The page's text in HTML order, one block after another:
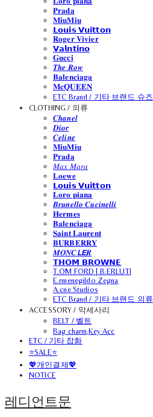
𝐏𝐫𝐚𝐝𝐚
𝐌𝐢𝐮𝐌𝐢𝐮
𝗟𝗼𝘂𝗶𝘀 𝗩𝘂𝗶𝘁𝘁𝗼𝗻
𝐑𝐨𝐠𝐞𝐫 𝐕𝐢𝐯𝐢𝐞𝐫
𝗩𝗮𝗹𝗻𝘁𝗶𝗻𝗼
𝐆𝐮𝐜𝐜𝐢
𝑻𝒉𝒆 𝑹𝒐𝒘
𝐁𝐚𝐥𝐞𝐧𝐜𝐢𝐚𝐠𝐚
𝐌𝐜𝐐𝐔𝐄𝐄𝐍
ETC Brand / 기타 브랜드 슈즈
CLOTHING / 의류
𝑪𝒉𝒂𝒏𝒆𝒍
𝑫𝒊𝒐𝒓
𝑪𝒆𝒍𝒊𝒏𝒆
𝐌𝐢𝐮𝐌𝐢𝐮
𝐏𝐫𝐚𝐝𝐚
𝑀𝑎𝑥 𝑀𝑎𝑟𝑎
𝐋𝐨𝐞𝐰𝐞
𝗟𝗼𝘂𝗶𝘀 𝗩𝘂𝗶𝘁𝘁𝗼𝗻
𝐋𝐨𝐫𝐨 𝐩𝐢𝐚𝐧𝐚
𝑩𝒓𝒖𝒏𝒆𝒍𝒍𝒐 𝑪𝒖𝒄𝒊𝒏𝒆𝒍𝒍𝒊
𝐇𝐞𝐫𝐦𝐞𝐬
𝐁𝐚𝐥𝐞𝐧𝐜𝐢𝐚𝐠𝐚
𝐒𝐚𝐢𝐧𝐭 𝐋𝐚𝐮𝐫𝐞𝐧𝐭
𝐁𝐔𝐑𝐁𝐄𝐑𝐑𝐘
𝑴𝑶𝑵𝑪𝙇𝙀𝑹
𝗧𝗛𝗢𝗠 𝗕𝗥𝗢𝗪𝗡𝗘
T.OM FORD | B.ERLUTI
E.rmenegildo Zegna
A.cne Studios
ETC Brand / 기타 브랜드 의류
ACCESSORY / 악세사리
BELT / 벨트
Bag charm,Key Acc
ETC / 기타 잡화
⭐SALE⭐
💖개인결제💖
NOTICE
레디언트문